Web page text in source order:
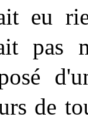
eu
pas
de